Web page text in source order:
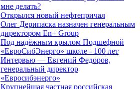
мне делать?
Открылся новый нефтепричал
Олег Дерипаска назначен генеральным
директором En+ Group
Под надёжным крылом Подшефной
«ЕвроСибЭнерго» школе - 100 лет
Интервью — Евгений Федоров,
генеральный директор
«Евросибэнерго»
Крупнейшая частная российская